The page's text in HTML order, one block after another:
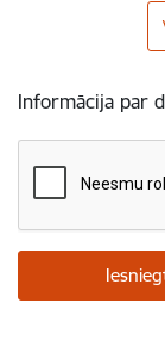
Informācija par